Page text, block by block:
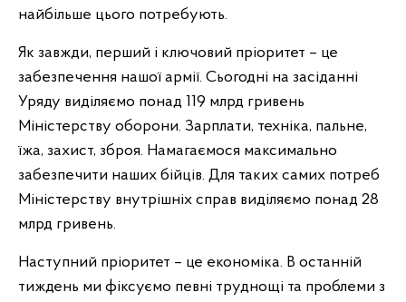
найбільше цього потребують.
Як завжди, перший і ключовий пріоритет – це
забезпечення нашої армії. Сьогодні на засіданні
Уряду виділяємо понад 119 млрд гривень
Міністерству оборони. Зарплати, техніка, пальне,
їжа, захист, зброя. Намагаємося максимально
забезпечити наших бійців. Для таких самих потреб
Міністерству внутрішніх справ виділяємо понад 28
млрд гривень.
Наступний пріоритет – це економіка. В останній
тиждень ми фіксуємо певні труднощі та проблеми з